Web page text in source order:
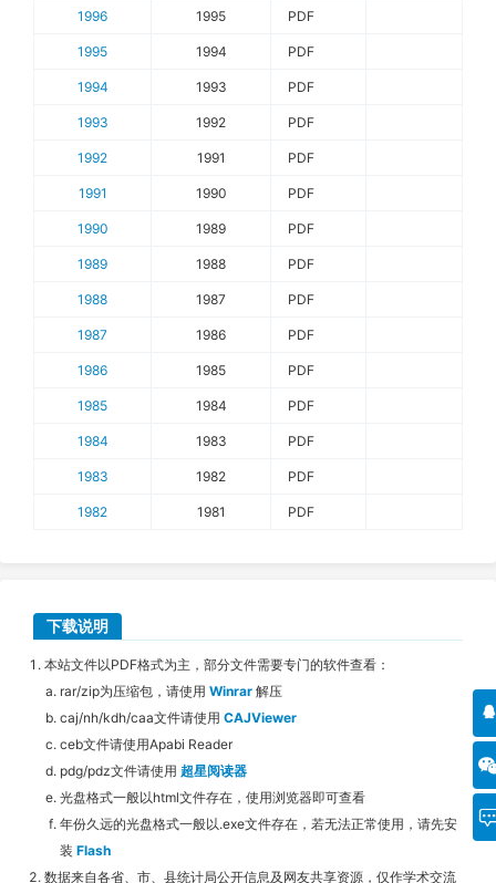
1996 1995 PDF
1995 1994 PDF
1994 1993 PDF
1993 1992 PDF
1992 1991 PDF
1991 1990 PDF
1990 1989 PDF
1989 1988 PDF
1988 1987 PDF
1987 1986 PDF
1986 1985 PDF
1985 1984 PDF
1984 1983 PDF
1983 1982 PDF
1982 1981 PDF
下载说明
本站文件以PDF格式为主，部分文件需要专门的软件查看：
rar/zip为压缩包，请使用 Winrar 解压
caj/nh/kdh/caa文件请使用 CAJViewer
ceb文件请使用Apabi Reader
pdg/pdz文件请使用 超星阅读器
光盘格式一般以html文件存在，使用浏览器即可查看
年份久远的光盘格式一般以.exe文件存在，若无法正常使用，请先安
装 Flash
数据来自各省、市、县统计局公开信息及网友共享资源，仅作学术交流